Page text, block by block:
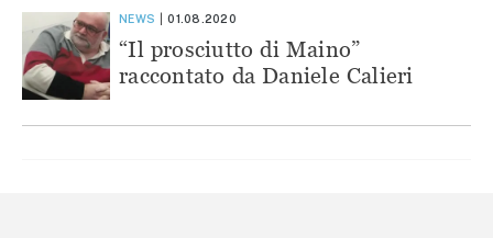
NEWS 01.08.2020
“Il prosciutto di Maino”
raccontato da Daniele Calieri